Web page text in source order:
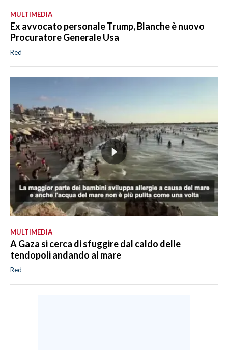
MULTIMEDIA
Ex avvocato personale Trump, Blanche è nuovo
Procuratore Generale Usa
Red
MULTIMEDIA
A Gaza si cerca di sfuggire dal caldo delle
tendopoli andando al mare
Red